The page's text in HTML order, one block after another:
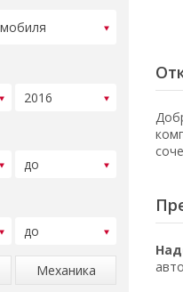
Механика